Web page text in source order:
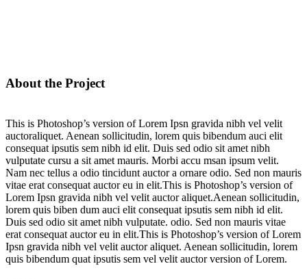
About the Project
This is Photoshop’s version of Lorem Ipsn gravida nibh vel velit
auctoraliquet. Aenean sollicitudin, lorem quis bibendum auci elit
consequat ipsutis sem nibh id elit. Duis sed odio sit amet nibh
vulputate cursu a sit amet mauris. Morbi accu msan ipsum velit.
Nam nec tellus a odio tincidunt auctor a ornare odio. Sed non mauris
vitae erat consequat auctor eu in elit.This is Photoshop’s version of
Lorem Ipsn gravida nibh vel velit auctor aliquet.Aenean sollicitudin,
lorem quis biben dum auci elit consequat ipsutis sem nibh id elit.
Duis sed odio sit amet nibh vulputate. odio. Sed non mauris vitae
erat consequat auctor eu in elit.This is Photoshop’s version of Lorem
Ipsn gravida nibh vel velit auctor aliquet. Aenean sollicitudin, lorem
quis bibendum quat ipsutis sem vel velit auctor version of Lorem.